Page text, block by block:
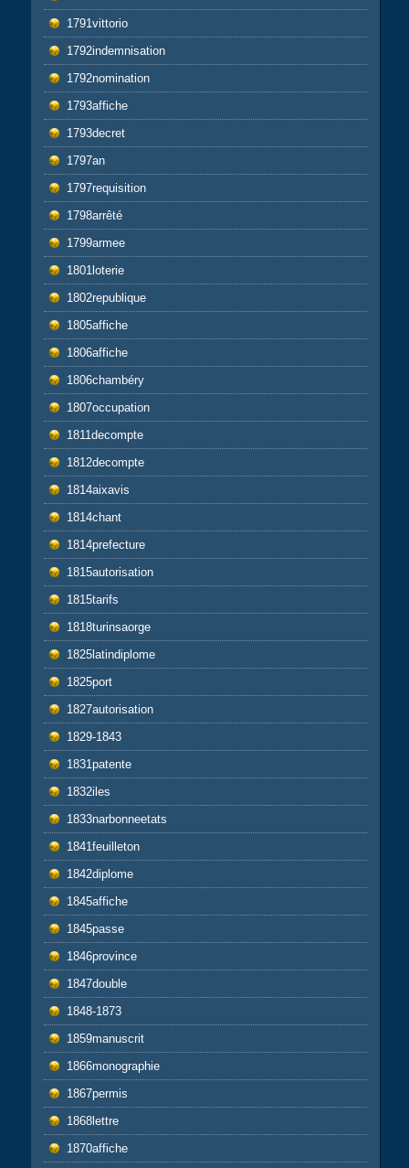
1791vittorio
1792indemnisation
1792nomination
1793affiche
1793decret
1797an
1797requisition
1798arrêté
1799armee
1801loterie
1802republique
1805affiche
1806affiche
1806chambéry
1807occupation
1811decompte
1812decompte
1814aixavis
1814chant
1814prefecture
1815autorisation
1815tarifs
1818turinsaorge
1825latindiplome
1825port
1827autorisation
1829-1843
1831patente
1832iles
1833narbonneetats
1841feuilleton
1842diplome
1845affiche
1845passe
1846province
1847double
1848-1873
1859manuscrit
1866monographie
1867permis
1868lettre
1870affiche